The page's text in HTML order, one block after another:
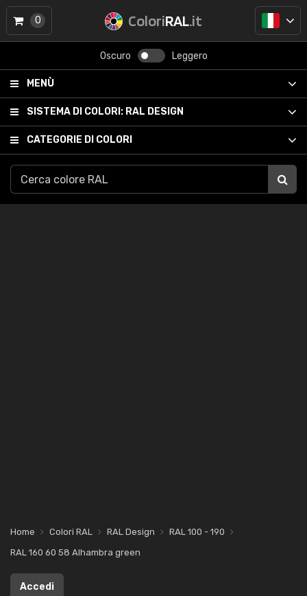
ColoriRAL.it
Oscuro Leggero
MENÙ
SISTEMA DI COLORI: RAL DESIGN
CATEGORIE DI COLORI
0
Home Colori RAL RAL Design
RAL 100 - 190
RAL 160 60 58 Alhambra green
Accedi